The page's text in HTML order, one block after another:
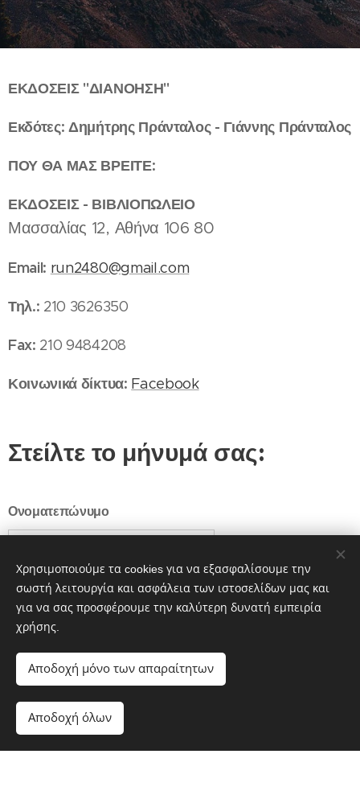
ΕΚΔΟΣΕΙΣ "ΔΙΑΝΟΗΣΗ"
Εκδότες: Δημήτρης Πράνταλος - Γιάννης Πράνταλος
ΠΟΥ ΘΑ ΜΑΣ ΒΡΕΙΤΕ:
ΕΚΔΟΣΕΙΣ - ΒΙΒΛΙΟΠΩΛΕΙΟ
Μασσαλίας 12, Αθήνα 106 80
Email: run2480@gmail.com
Τηλ.: 210 3626350
Fax: 210 9484208
Κοινωνικά δίκτυα: Facebook
Στείλτε το μήνυμά σας:
Ονοματεπώνυμο
Αριθμός Τηλεφώνου
Email
Μήνυμα Δημιουργήστε δωρεάν ιστοσελίδα!
Χρησιμοποιούμε τα cookies για να εξασφαλίσουμε την
σωστή λειτουργία και ασφάλεια των ιστοσελίδων μας και
για να σας προσφέρουμε την καλύτερη δυνατή εμπειρία
χρήσης.
Αποδοχή μόνο των απαραίτητων
Αποδοχή όλων